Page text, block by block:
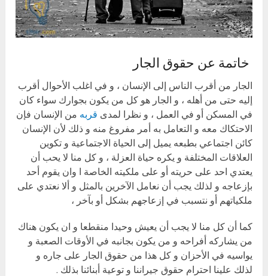
خاتمة عن حقوق الجار
الجار من أقرب الناس إلى الإنسان ، و في اغلب الأحوال أقرب
إليه حتى من أهله ، و الجار هو كل من يكون بجوارك سواء كان
في المسكن أو في العمل ، و نظرا لمدى قربه من الإنسان فإن
الاحتكاك معه و التعامل به أمر مفروغ منه و ذلك لأن الإنسان
كائن اجتماعي بطبعه يميل إلى الحياة الاجتماعية و تكوين
العلاقات المختلفة و يكره حياة العزلة ، و كل منا لا يحب أن
يعتدي احد على حريته أو على ملكيته الخاصة ا وان يقوم أحد
بإزعاجه و لذلك يجب أن نعامل الآخرين بالمثل و ألا نعتدي على
ملكياتهم أو نتسبب في إزعاجهم بشكل أو بآخر ،
كما أن كل منا لا يجب أن يعيش وحيدا منقطعا و ان يكون هناك
من يشاركه أفراحه و من يكون بجانبه في الأوقات الصعبة و
يواسيه في الأحزان و كل هذا من حقوق الجار على جاره و
لذلك علينا احترام حقوق جيراننا و توعية أبنائنا بذلك .